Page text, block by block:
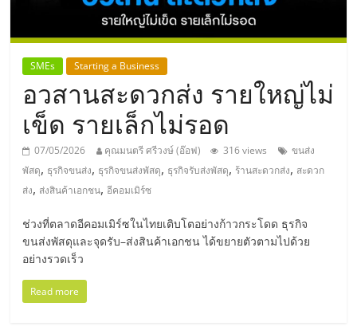
ธุรกิจ
เอ
ส
เอ็
มอี
ไทย,
SMEs Starting a Business
อวสานสะดวกส่ง รายใหญ่ไม่
เข็ด รายเล็กไม่รอด
07/05/2026 คุณมนตรี ศรีวงษ์ (อ๊อฟ) 316 views
ขนส่ง
พัสดุ, ธุรกิจขนส่ง, ธุรกิจขนส่งพัสดุ, ธุรกิจรับส่งพัสดุ, ร้านสะดวกส่ง, สะดวก
ส่ง, ส่งสินค้าเอกชน,อีคอมเมิร์ซ
ช่วงที่ตลาดอีคอมเมิร์ซในไทยเติบโตอย่างก้าวกระโดด ธุรกิจ
ขนส่งพัสดุและจุดรับ–ส่งสินค้าเอกชน ได้ขยายตัวตามไปด้วย
อย่างรวดเร็ว
Read more